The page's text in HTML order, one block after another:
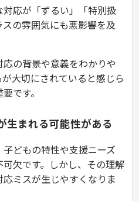
応が「ずるい」「特別扱
の雰囲気にも悪影響を及
の背景や意義をわかりや
大切にされていると感じら
です。
生まれる可能性がある
どもの特性や支援ニーズ
欠です。しかし、その理解
ミスが生じやすくなりま